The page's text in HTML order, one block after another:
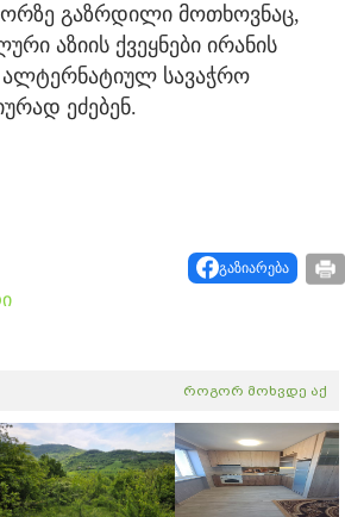
გაზრდილი მოთხოვნაც,
აზიის ქვეყნები ირანის
სავაჭრო
ეძებენ.
გაზიარება
როგორ მოხვდე აქ